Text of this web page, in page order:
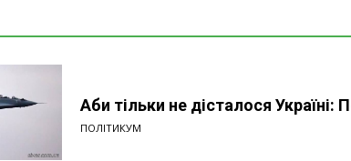
Аби тільки не дісталося
ПОЛІТИКУМ